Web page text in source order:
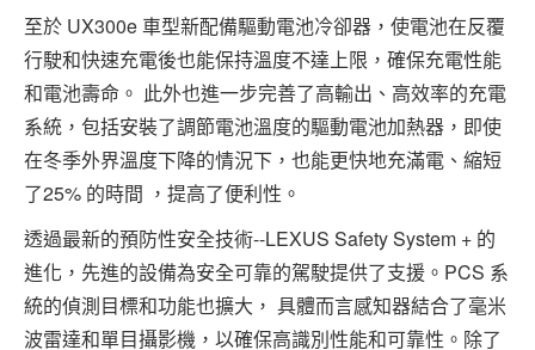
至於 UX300e 車型新配備驅動電池冷卻器，使電池在反覆
行駛和快速充電後也能保持溫度不達上限，確保充電性能
和電池壽命。 此外也進一步完善了高輸出、高效率的充電
系統，包括安裝了調節電池溫度的驅動電池加熱器，即使
在冬季外界溫度下降的情況下，也能更快地充滿電、縮短
了25% 的時間 ，提高了便利性。
透過最新的預防性安全技術--LEXUS Safety System + 的
進化，先進的設備為安全可靠的駕駛提供了支援。PCS 系
統的偵測目標和功能也擴大， 具體而言感知器結合了毫米
波雷達和單目攝影機，以確保高識別性能和可靠性。除了